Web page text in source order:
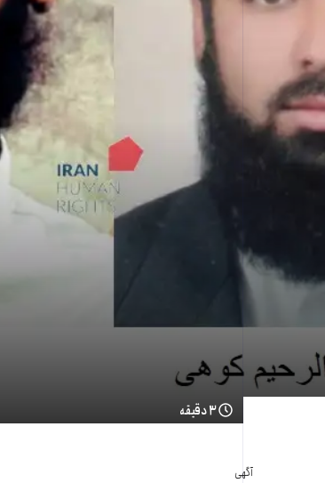
۳ دقیقه
آگهی